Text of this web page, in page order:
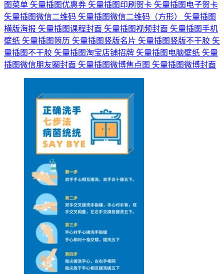
图菜单 矢量插图优惠券 矢量插图印刷贺卡 矢量插图电子贺卡
矢量插图微信二维码 矢量插图微信二维码（方形） 矢量插图
横版海报 矢量插图课程封面 矢量插图视频封面 矢量插图手机
壁纸 矢量插图简历 矢量插图竖版名片 矢量插图竖版不干胶 矢
量插图不干胶 矢量插图淘宝店铺招牌 矢量插图电脑壁纸 矢量
插图微信朋友圈封面 矢量插图微博焦点图 矢量插图微博封面